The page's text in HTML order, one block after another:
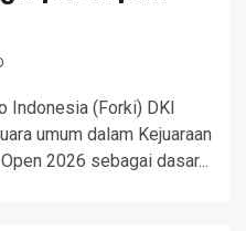
Indonesia (Forki) DKI
umum dalam Kejuaraan
2026 sebagai dasar...